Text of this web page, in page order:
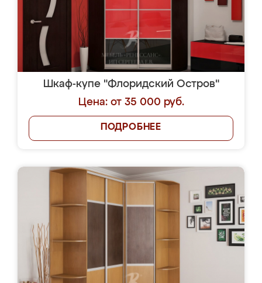
Шкаф-купе "Флоридский Остров"
Цена: от 35 000 руб.
ПОДРОБНЕЕ